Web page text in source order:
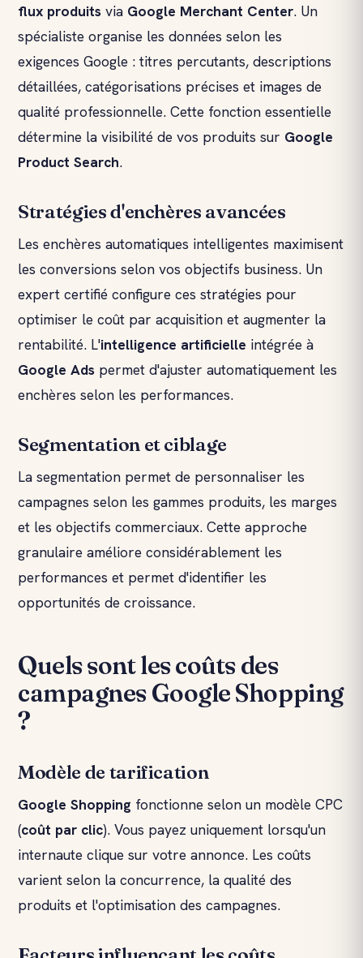
flux produits via Google Merchant Center. Un
spécialiste organise les données selon les
exigences Google : titres percutants, descriptions
détaillées, catégorisations précises et images de
qualité professionnelle. Cette fonction essentielle
détermine la visibilité de vos produits sur Google
Product Search.
Stratégies d'enchères avancées
Les enchères automatiques intelligentes maximisent
les conversions selon vos objectifs business. Un
expert certifié configure ces stratégies pour
optimiser le coût par acquisition et augmenter la
rentabilité. L'intelligence artificielle intégrée à
Google Ads permet d'ajuster automatiquement les
enchères selon les performances.
Segmentation et ciblage
La segmentation permet de personnaliser les
campagnes selon les gammes produits, les marges
et les objectifs commerciaux. Cette approche
granulaire améliore considérablement les
performances et permet d'identifier les
opportunités de croissance.
Quels sont les coûts des
campagnes Google Shopping
?
Modèle de tarification
Google Shopping fonctionne selon un modèle CPC
(coût par clic). Vous payez uniquement lorsqu'un
internaute clique sur votre annonce. Les coûts
varient selon la concurrence, la qualité des
produits et l'optimisation des campagnes.